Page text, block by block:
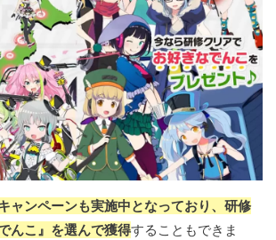
ャンペーンも実施中となっており、研修
んこ』を選んで獲得することもできま